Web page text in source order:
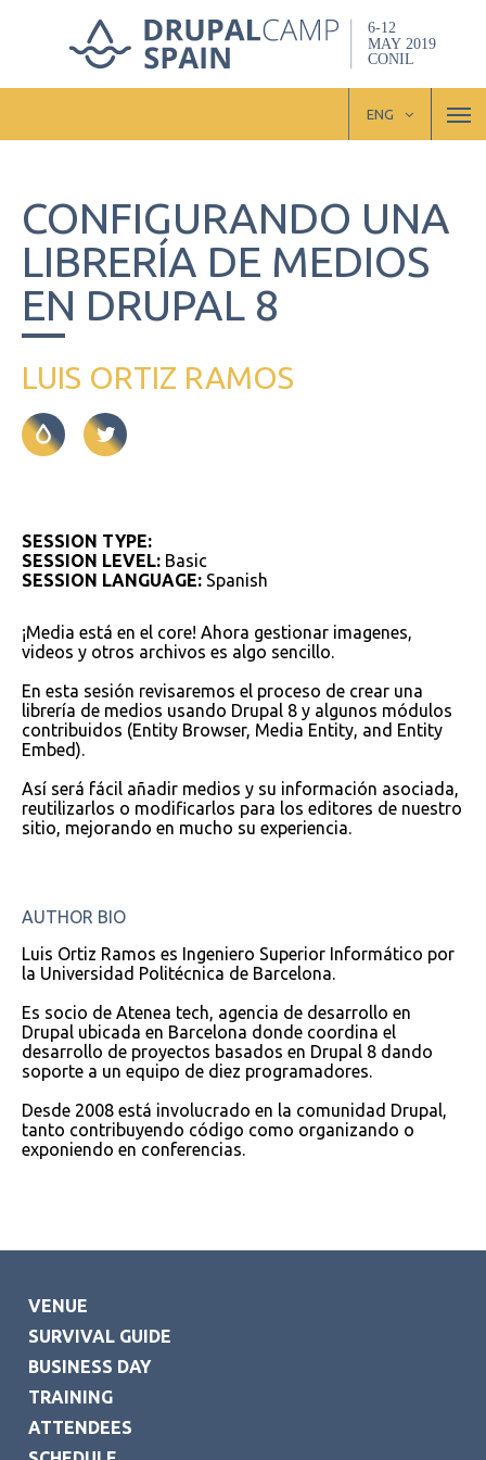
ENG
CONFIGURANDO UNA
LIBRERÍA DE MEDIOS
EN DRUPAL 8
LUIS ORTIZ RAMOS
SESSION TYPE:
SESSION LEVEL: Basic
SESSION LANGUAGE: Spanish
¡Media está en el core! Ahora gestionar imagenes,
videos y otros archivos es algo sencillo.
En esta sesión revisaremos el proceso de crear una
librería de medios usando Drupal 8 y algunos módulos
contribuidos (Entity Browser, Media Entity, and Entity
Embed).
Así será fácil añadir medios y su información asociada,
reutilizarlos o modificarlos para los editores de nuestro
sitio, mejorando en mucho su experiencia.
AUTHOR BIO
Luis Ortiz Ramos es Ingeniero Superior Informático por
la Universidad Politécnica de Barcelona.
Es socio de Atenea tech, agencia de desarrollo en
Drupal ubicada en Barcelona donde coordina el
desarrollo de proyectos basados en Drupal 8 dando
soporte a un equipo de diez programadores.
Desde 2008 está involucrado en la comunidad Drupal,
tanto contribuyendo código como organizando o
exponiendo en conferencias.
VENUE
SURVIVAL GUIDE
BUSINESS DAY
TRAINING
ATTENDEES